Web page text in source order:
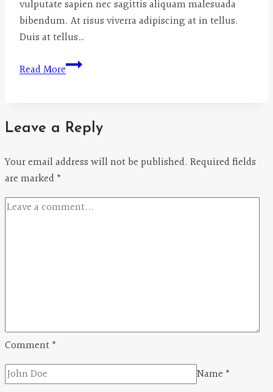
vulputate sapien nec sagittis aliquam malesuada
bibendum. At risus viverra adipiscing at in tellus.
Duis at tellus…
Read MoreHow
to
Office
Leave a Reply
Your email address will not be published. Required fields
are marked *
Comment*
Name *